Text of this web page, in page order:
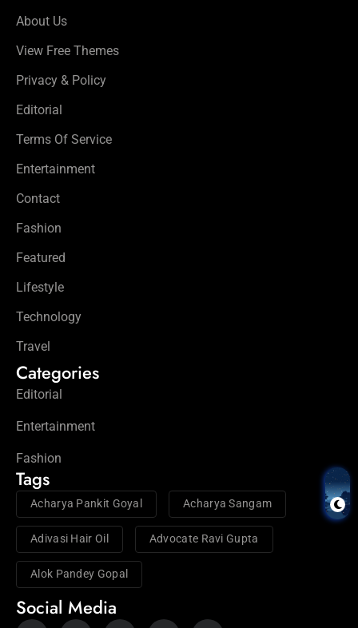
About Us
View Free Themes
Privacy & Policy
Editorial
Terms Of Service
Entertainment
Contact
Fashion
Featured
Lifestyle
Technology
Travel
Categories
Editorial
Entertainment
Fashion
Tags
Acharya Pankit Goyal Acharya Sangam
Adivasi Hair Oil Advocate Ravi Gupta
Alok Pandey Gopal
Social Media